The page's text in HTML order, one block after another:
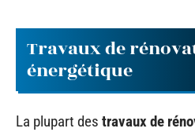
Travaux de
énergétique
La plupart des travaux de